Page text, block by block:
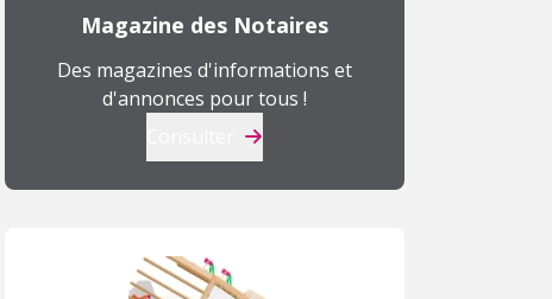
Magazine des Notaires
Des magazines d'informations et
d'annonces pour tous !